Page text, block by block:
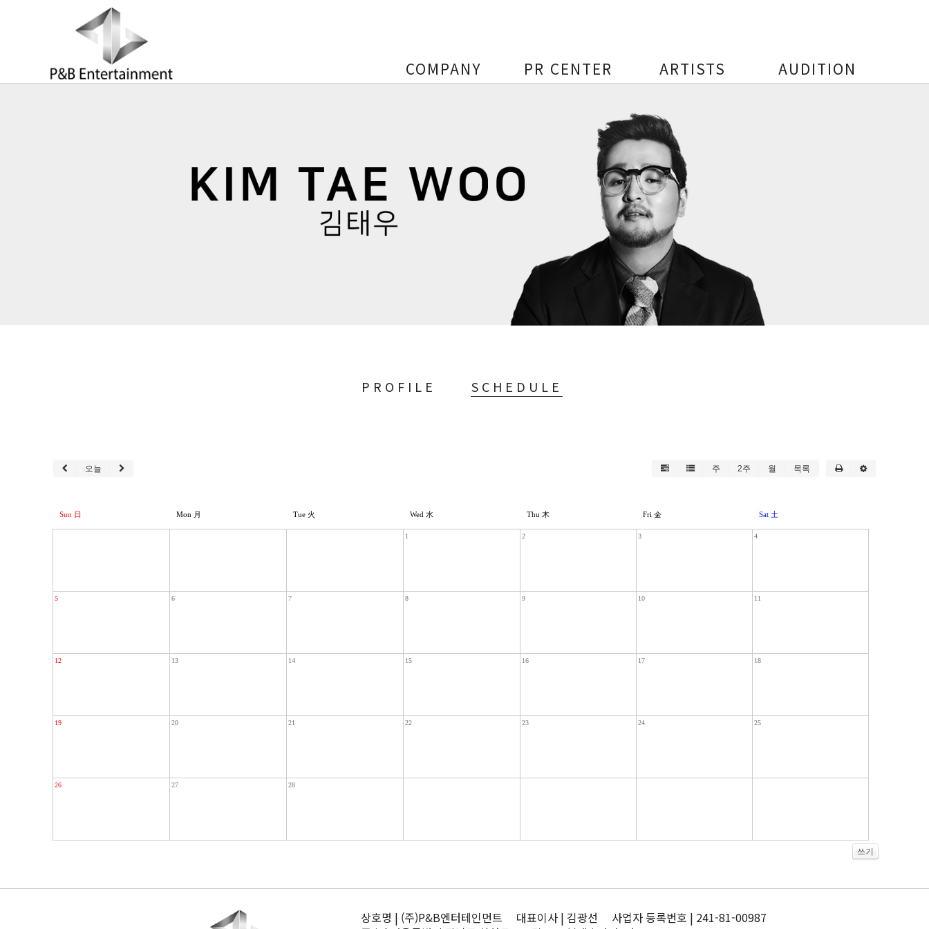
COMPANY PR CENTER ARTISTS AUDITION
PROFILE SCHEDULE
오늘 주 2주 월 목록
Sun 日 Mon 月 Tue 火 Wed 水 Thu 木 Fri 金 Sat 土
1 2 3 4
5 6 7 8 9 10 11
12 13 14 15 16 17 18
19 20 21 22 23 24 25
26 27 28
쓰기
상호명 | (주)P&B엔터테인먼트 대표이사 | 김광선 사업자 등록번호 | 241-81-00987